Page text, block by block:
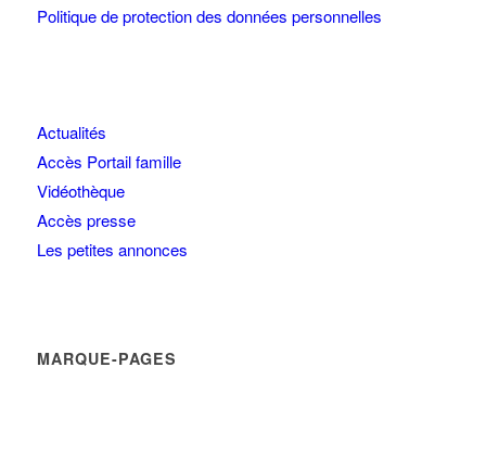
Politique de protection des données personnelles
Actualités
Accès Portail famille
Vidéothèque
Accès presse
Les petites annonces
MARQUE-PAGES